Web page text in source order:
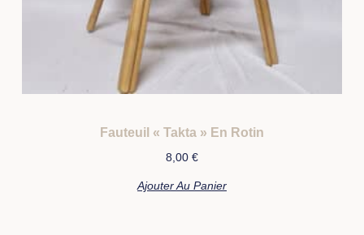
Fauteuil « Takta » En Rotin
8,00 €
Ajouter Au Panier